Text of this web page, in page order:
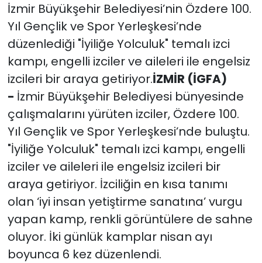
İzmir Büyükşehir Belediyesi’nin Özdere 100.
Yıl Gençlik ve Spor Yerleşkesi’nde
düzenlediği "İyiliğe Yolculuk" temalı izci
kampı, engelli izciler ve aileleri ile engelsiz
izcileri bir araya getiriyor.İZMİR (İGFA)
- İzmir Büyükşehir Belediyesi bünyesinde
çalışmalarını yürüten izciler, Özdere 100.
Yıl Gençlik ve Spor Yerleşkesi’nde buluştu.
"İyiliğe Yolculuk" temalı izci kampı, engelli
izciler ve aileleri ile engelsiz izcileri bir
araya getiriyor. İzciliğin en kısa tanımı
olan ‘iyi insan yetiştirme sanatına’ vurgu
yapan kamp, renkli görüntülere de sahne
oluyor. İki günlük kamplar nisan ayı
boyunca 6 kez düzenlendi.
Moda
Nöbetçi Eczaneler
Otomobil Dünyası
Politika
SAĞLIK
Spor
Teknoloji
TÜRKiYE
Video Galeri